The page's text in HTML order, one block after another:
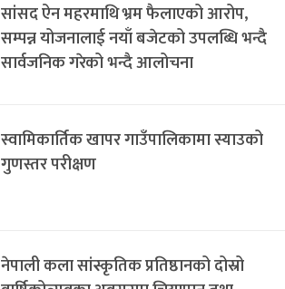
सांसद ऐन महरमाथि भ्रम फैलाएको आरोप,
सम्पन्न योजनालाई नयाँ बजेटको उपलब्धि भन्दै
सार्वजनिक गरेको भन्दै आलोचना
स्वामिकार्तिक खापर गाउँपालिकामा स्याउको
गुणस्तर परीक्षण
नेपाली कला सांस्कृतिक प्रतिष्ठानको दोस्रो